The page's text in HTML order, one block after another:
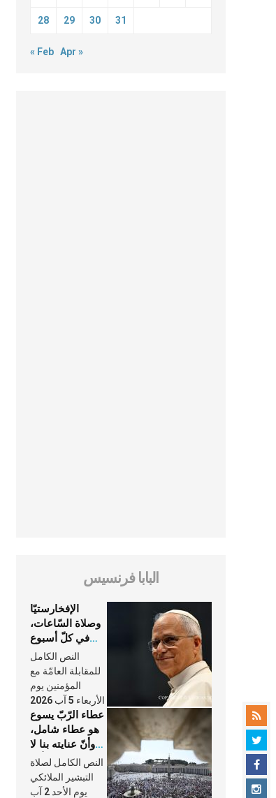
28 29 30 31
« Feb Apr »
البابا فرنسيس
الإفخارستيّا
وصلاة السّاعات،
في كلّ أسبوع
وكلّ يوم، هما
النَّفَس في حياة
الكنيسة
النص الكامل
للمقابلة العامّة مع
المؤمنين يوم
الأربعاء 5 آب 2026
عطاء الرّبّ يسوع
هو عطاء شامل،
وأنّ عنايته بنا لا
تغيب عنّا أبدًا
النص الكامل لصلاة
التبشير الملائكي
يوم الأحد 2 آب